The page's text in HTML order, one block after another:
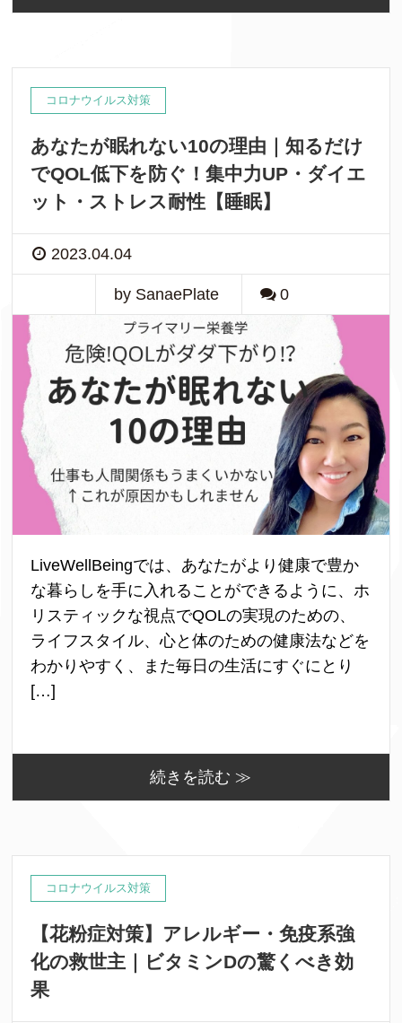
コロナウイルス対策
あなたが眠れない10の理由｜知るだけ
でQOL低下を防ぐ！集中力UP・ダイエ
ット・ストレス耐性【睡眠】
2023.04.04
by SanaePlate 0
LiveWellBeingでは、あなたがより健康で豊か
な暮らしを手に入れることができるように、ホ
リスティックな視点でQOLの実現のための、
ライフスタイル、心と体のための健康法などを
わかりやすく、また毎日の生活にすぐにとり
[…]
続きを読む ≫
コロナウイルス対策
【花粉症対策】アレルギー・免疫系強
化の救世主｜ビタミンDの驚くべき効
果